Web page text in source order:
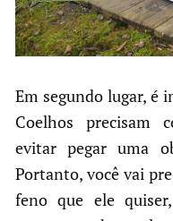
Em segundo lugar, é
Coelhos precisam
evitar pegar uma
Portanto, você vai
feno que ele